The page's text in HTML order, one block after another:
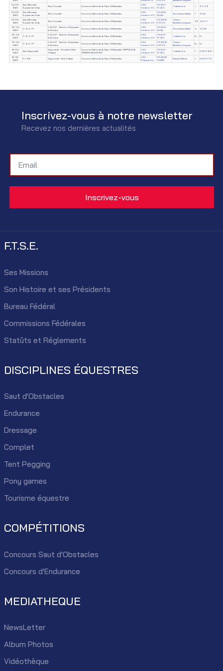
04-05-
2025
Ass. Alforssan
Equestrian Club
Borj Youssef Concours National de Saut d'Obstacles
CSO
Initiation 60
TN-2011-
76430
Trabelsi Lina 1 69.98
04-05-
2025
Ass. Alforssan
Equestrian Club
Borj Youssef Concours National de Saut d'Obstacles
CSO
Initiation 60
TN-2010-
72484
Bouchkara Habib 1 60.21
04-05-
2025
Ass. Alforssan
Equestrian Club
Borj Youssef Concours National de Saut d'Obstacles
CSO
Initiation 60
TN-2008-
35360
Zkaren
Abdelmouhaymen
53 4/66.1
26-04-
2025
C. S. U. I .P
C.S.U.I.P - Section d'hippisme
la Soukra.
Concours National de Saut d'Obstacles
CSO
Initiation 60
TN-2010-
72484
Bouchkara Habib 9 60.28
26-04-
2025
C. S. U. I .P
C.S.U.I.P - Section d'hippisme
la Soukra.
Concours National de Saut d'Obstacles
CSO
Initiation 60
TN-2011-
76430
Trabelsi Lina EL EL
26-04-
2025
C. S. U. I .P
C.S.U.I.P - Section d'hippisme
la Soukra.
Concours National de Saut d'Obstacles
CSO
Initiation 60
TN-2008-
35360
Zkaren
Abdelmouhaymen
EL EL
20-04-
2025
Ass. Hippoclub
Hippoclub - Chorfech (Sidi-
Thabet)
Concours National de Saut d'Obstacles "HIPPOCLUB
SPRING MASTERS"
CSO
Initiation 60
TN-2011-
76430
Trabelsi Lina 1 0.00/58.10
23-03-
2025
F.T.S.E Hippo club–Sidi Thabet Concours National de Saut D'Obstacles
CSO
Préparatoire
FR-2008-
92885
Mazzei Mélanie 1 0.00/57.16
Inscrivez-vous à notre newsletter
Recevez nos dernières actualités
F.T.S.E.
Ses Missions
Son Histoire et ses Présidents
Bureau Fédéral
Commissions Fédérales
Statûts et Réglements
DISCIPLINES ÉQUESTRES
Saut d'Obstacles
Endurance
Dressage
Complet
Tent Pegging
Pony games
Tourisme équestre
COMPÉTITIONS
Concours Saut d'Obstacles
Concours d'Endurance
MEDIATHEQUE
NewsLetter
Album Photos
Vidéothèque